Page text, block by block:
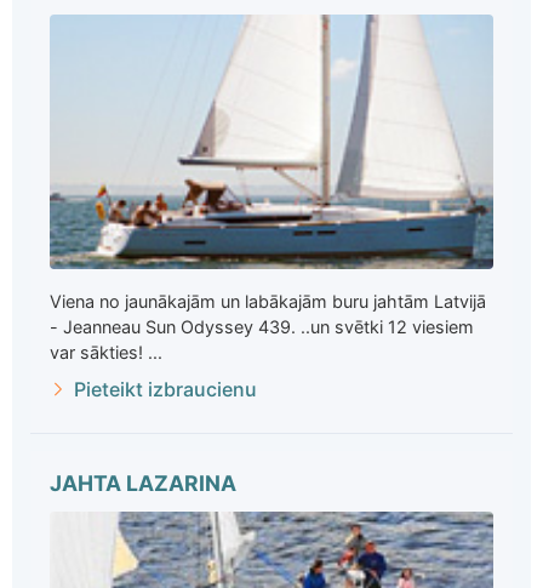
Viena no jaunākajām un labākajām buru jahtām Latvijā
- Jeanneau Sun Odyssey 439. ..un svētki 12 viesiem
var sākties! ...
Pieteikt izbraucienu
JAHTA LAZARINA